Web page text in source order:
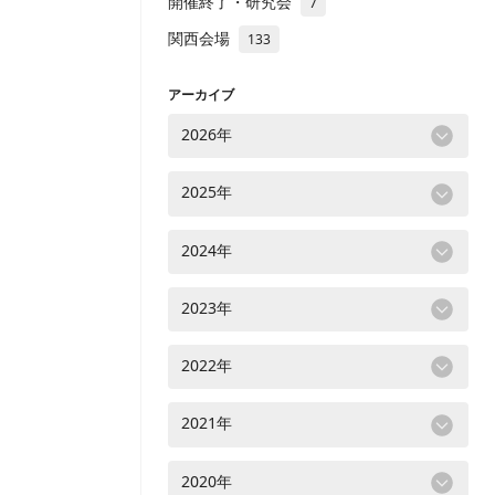
関西会場 133
アーカイブ
2026年
2025年
2024年
2023年
2022年
2021年
2020年